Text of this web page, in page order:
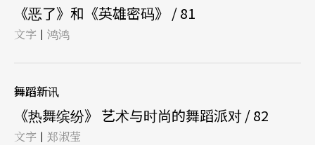
《恶了》和《英雄密码》 / 81
文字 | 鸿鸿
舞蹈新讯
《热舞缤纷》 艺术与时尚的舞蹈派对 / 82
文字 | 郑淑莹